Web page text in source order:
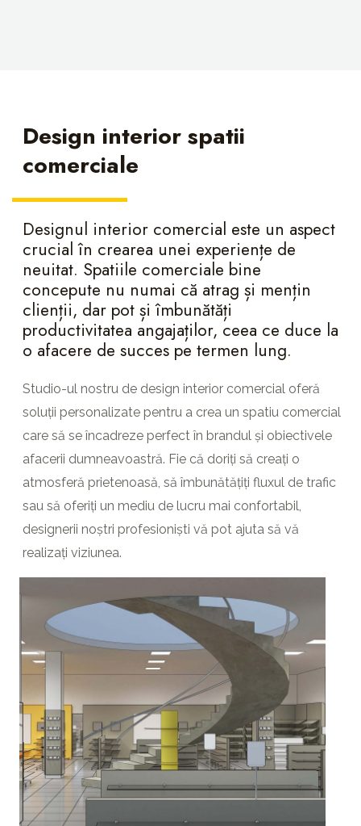
Design interior spatii
comerciale
Designul interior comercial este un aspect
crucial în crearea unei experiențe de
neuitat. Spatiile comerciale bine
concepute nu numai că atrag și mențin
clienții, dar pot și îmbunătăți
productivitatea angajaților, ceea ce duce la
o afacere de succes pe termen lung.
Studio-ul nostru de design interior comercial oferă
soluții personalizate pentru a crea un spatiu comercial
care să se încadreze perfect în brandul și obiectivele
afacerii dumneavoastră. Fie că doriți să creați o
atmosferă prietenoasă, să îmbunătățiți fluxul de trafic
sau să oferiți un mediu de lucru mai confortabil,
designerii noștri profesioniști vă pot ajuta să vă
realizați viziunea.